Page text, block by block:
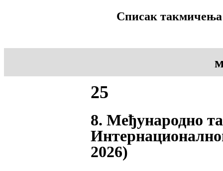
Списак такмичења
25
8. Међународно
2026)